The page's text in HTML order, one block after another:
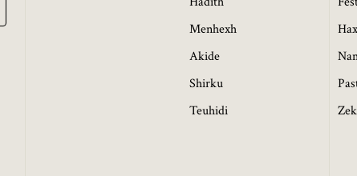
Menhexh
Akide
Shirku
Teuhidi